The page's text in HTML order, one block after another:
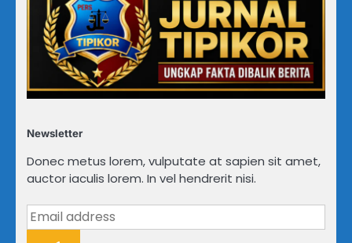
Newsletter
Donec metus lorem, vulputate at sapien sit amet,
auctor iaculis lorem. In vel hendrerit nisi.